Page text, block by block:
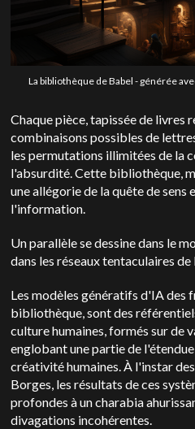
La bibliothèque de Babel - générée
Chaque pièce, tapissée de livres
combinaisons possibles de
les permutations illimitées de la
l'absurdité. Cette bibliothèque,
une allégorie de la quête de sens
l'information.
Un parallèle se dessine dans le
dans les réseaux tentaculaires
Les modèles génératifs d'IA des
bibliothèque, sont des
culture humaines, formés sur de
englobant une partie de
créativité humaines. À l'instar
Borges, les résultats de ces
profondes à un charabia
divagations incohérentes.